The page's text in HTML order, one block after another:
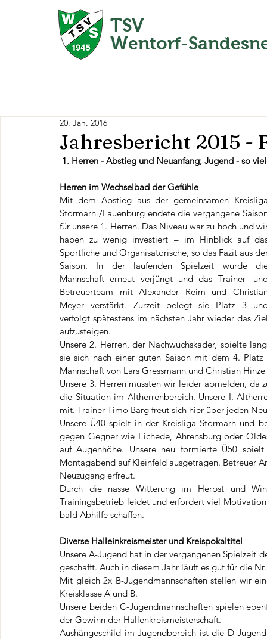
TSV
Wentorf-
Home
Jahresbericht 2015 -
20. Jan. 2016
1. Herren - Abstieg und Neuanfang; Jugend - so
Herren im Wechselbad der Gefühle
Mit dem Abstieg aus der gemeinsamen
Stormarn /Lauenburg endete die vergangene
für unsere 1. Herren. Das Niveau war zu hoch und
haben zu wenig investiert – im Hinblick auf
Sportliche und Organisatorische, so das Fazit aus
Saison. In der laufenden Spielzeit wurde
Mannschaft erneut verjüngt und das Trainer-
Betreuerteam mit Alexander Reim und
Meyer verstärkt. Zurzeit belegt sie Platz 3
verfolgt spätestens im nächsten Jahr wieder das
aufzusteigen.
Unsere 2. Herren, der Nachwuchskader, spielte
sie sich nach einer guten Saison mit dem 4.
Mannschaft von Lars Gressmann und Christian
Unsere 3. Herren mussten wir leider abmelden, da
die Situation im Altherrenbereich. Unsere I.
mit. Trainer Timo Barg freut sich hier über jeden
Unsere Ü40 spielt in der Kreisliga Stormarn und
gegen Gegner wie Eichede, Ahrensburg oder
auf Augenhöhe. Unsere neu formierte Ü50
Montagabend auf Kleinfeld ausgetragen. Betreuer
Neuzugang erfreut.
Durch die nasse Witterung im Herbst und
Trainingsbetrieb leidet und erfordert viel
bald Abhilfe schaffen.
Diverse Halleinkreismeister und Kreispokaltitel
Unsere A-Jugend hat in der vergangenen Spielzeit
geschafft. Auch in diesem Jahr läuft es gut für die
Mit gleich 2x B-Jugendmannschaften stellen wir
Kreisklasse A und B.
Unsere beiden C-Jugendmannschaften spielen
der Gewinn der Hallenkreismeisterschaft.
Aushängeschild im Jugendbereich ist die D-